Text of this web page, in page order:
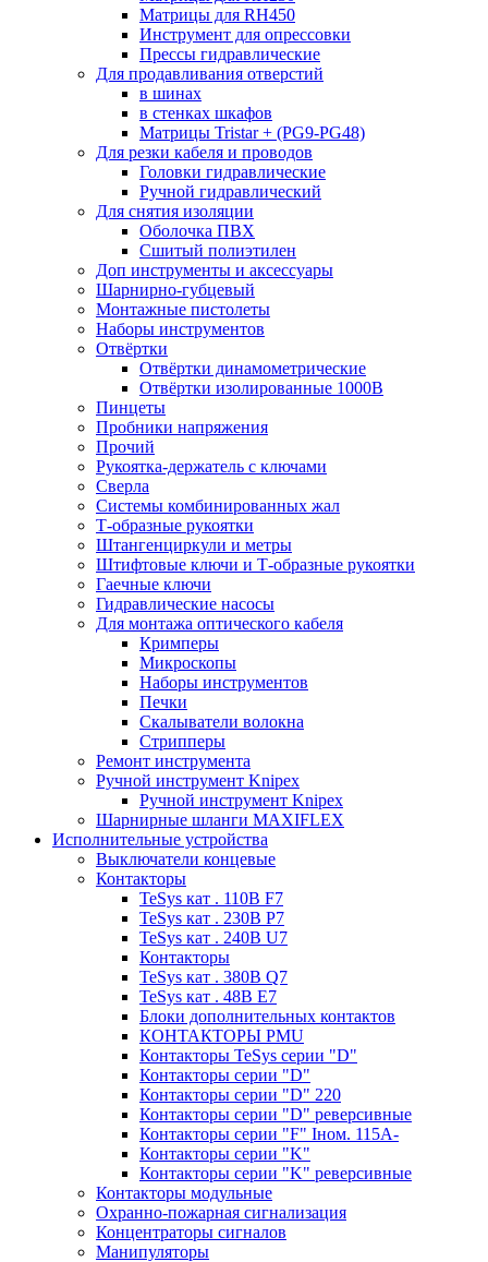
Матрицы для RH450
Инструмент для опрессовки
Прессы гидравлические
Для продавливания отверстий
в шинах
в стенках шкафов
Матрицы Tristar + (PG9-PG48)
Для резки кабеля и проводов
Головки гидравлические
Ручной гидравлический
Для снятия изоляции
Оболочка ПВХ
Сшитый полиэтилен
Доп инструменты и аксессуары
Шарнирно-губцевый
Монтажные пистолеты
Наборы инструментов
Отвёртки
Отвёртки динамометрические
Отвёртки изолированные 1000В
Пинцеты
Пробники напряжения
Прочий
Рукоятка-держатель с ключами
Сверла
Системы комбинированных жал
Т-образные рукоятки
Штангенциркули и метры
Штифтовые ключи и Т-образные рукоятки
Гаечные ключи
Гидравлические насосы
Для монтажа оптического кабеля
Кримперы
Микроскопы
Наборы инструментов
Печки
Скалыватели волокна
Стрипперы
Ремонт инструмента
Ручной инструмент Knipex
Ручной инструмент Knipex
Шарнирные шланги MAXIFLEX
Исполнительные устройства
Выключатели концевые
Контакторы
TeSys кат . 110В F7
TeSys кат . 230В P7
TeSys кат . 240В U7
Контакторы
TeSys кат . 380В Q7
TeSys кат . 48В E7
Блоки дополнительных контактов
КОНТАКТОРЫ PMU
Контакторы TeSys серии "D"
Контакторы серии "D"
Контакторы серии "D" 220
Контакторы серии "D" реверсивные
Контакторы серии "F" Iном. 115А-
Контакторы серии "K"
Контакторы серии "K" реверсивные
Контакторы модульные
Охранно-пожарная сигнализация
Концентраторы сигналов
Манипуляторы